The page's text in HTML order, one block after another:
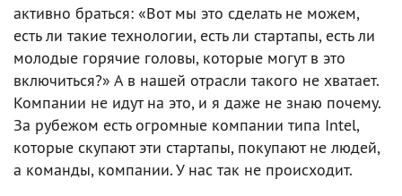
активно браться: «Вот мы это сделать не можем,
есть ли такие технологии, есть ли стартапы, есть ли
молодые горячие головы, которые могут в это
включиться?» А в нашей отрасли такого не хватает.
Компании не идут на это, и я даже не знаю почему.
За рубежом есть огромные компании типа Intel,
которые скупают эти стартапы, покупают не людей,
а команды, компании. У нас так не происходит.